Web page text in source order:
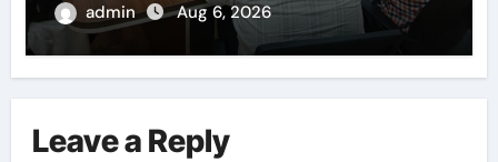
admin
Aug 6, 2026
Leave a Reply